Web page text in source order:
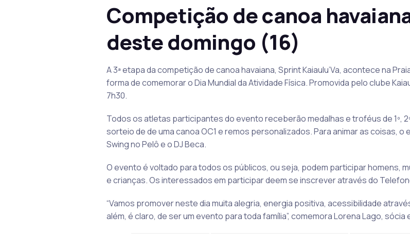
Competição de canoa
deste domingo (16)
A 3ª etapa da competição de canoa havaiana, Sprint Kaiaulu’Va, acontece na
forma de comemorar o Dia Mundial da Atividade Física. Promovida pelo clube
7h30.
Todos os atletas participantes do evento receberão medalhas e troféus de 1º,
sorteio de de uma canoa OC1 e remos personalizados. Para animar as coisas,
Swing no Pelô e o DJ Beca.
O evento é voltado para todos os públicos, ou seja, podem participar homens,
e crianças. Os interessados em participar deem se inscrever através do
“Vamos promover neste dia muita alegria, energia positiva, acessibilidade
além, é claro, de ser um evento para toda família”, comemora Lorena Lago,